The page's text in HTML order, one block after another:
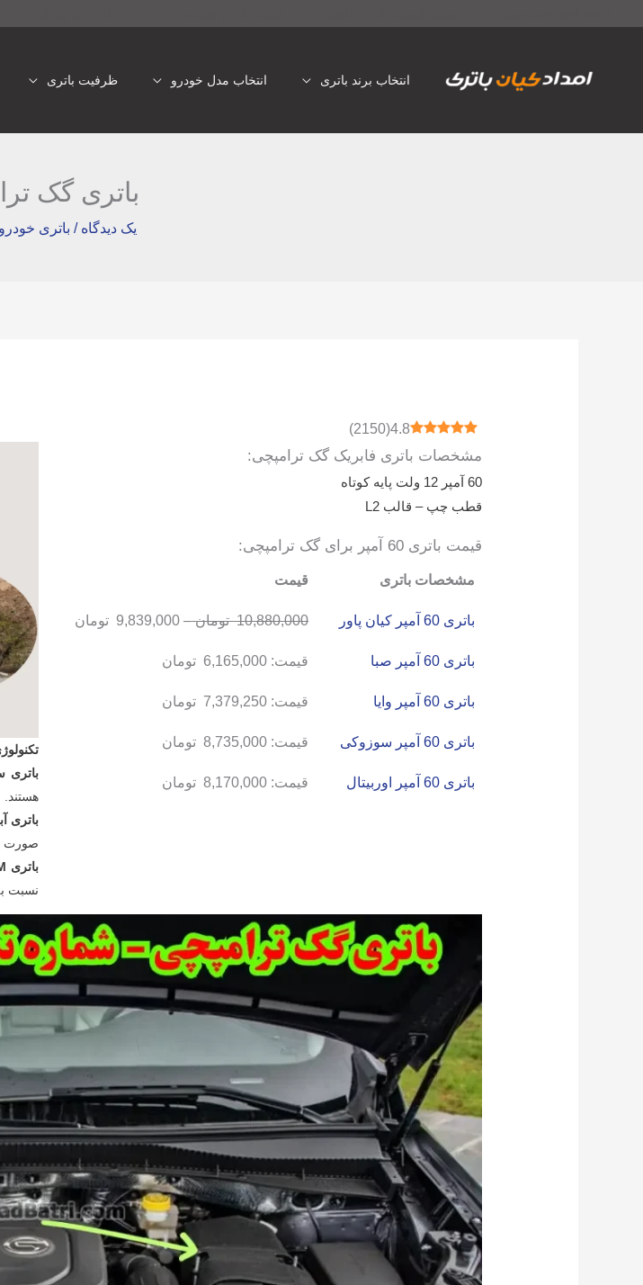
انتخاب برند باتری انتخاب مدل خودرو ظرفیت باتری
باتری گک
یک دیدگاه / باتری
4.8
(
2150
)
مشخصات باتری فابریک گک ترامپچی:
60 آمپر 12 ولت پایه کوتاه
قطب چپ – قالب L2
قیمت باتری 60 آمپر برای گک ترامپچی:
مشخصات باتری قیمت
باتری 60 آمپر کیان پاور 10,880,000 تومان –
9,839,000 تومان
باتری 60 آمپر صبا قیمت: 6,165,000 تومان
باتری 60 آمپر وایا قیمت: 7,379,250 تومان
باتری 60 آمپر سوزوکی قیمت: 8,735,000 تومان
باتری 60 آمپر اوربیتال قیمت: 8,170,000 تومان
باتری
هستند.
باتری
صورت
باتری AGM ای جی ام
نسبت